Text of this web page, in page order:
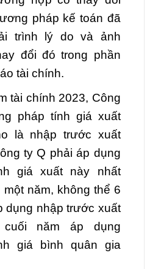
pháp kế toán đã
trình lý do và ảnh
đổi đó trong phần
tài chính.
tài chính 2023, Công
pháp tính giá xuất
là nhập trước xuất
ty Q phải áp dụng
giá xuất này nhất
năm, không thể 6
dụng nhập trước xuất
năm áp dụng
giá bình quân gia